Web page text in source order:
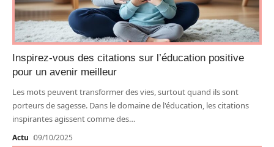
Inspirez-vous des citations sur l’éducation positive
pour un avenir meilleur
Les mots peuvent transformer des vies, surtout quand ils sont
porteurs de sagesse. Dans le domaine de l'éducation, les citations
inspirantes agissent comme des…
Actu 09/10/2025